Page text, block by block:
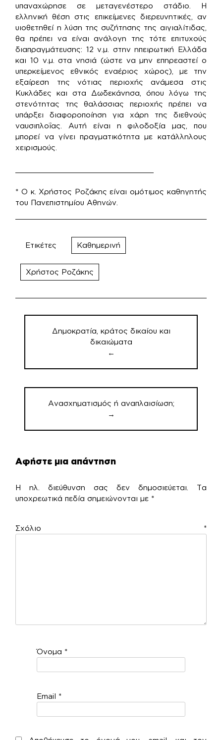
υπαναχώρησε σε μεταγενέστερο στάδιο. Η
ελληνική θέση στις επικείμενες διερευνητικές, αν
υιοθετηθεί η λύση της συζήτησης της αιγιαλίτιδας,
θα πρέπει να είναι ανάλογη της τότε επιτυχούς
διαπραγμάτευσης: 12 ν.μ. στην ηπειρωτική Ελλάδα
και 10 ν.μ. στα νησιά (ώστε να μην επηρεαστεί ο
υπερκείμενος εθνικός εναέριος χώρος), με την
εξαίρεση της νότιας περιοχής ανάμεσα στις
Κυκλάδες και στα Δωδεκάνησα, όπου λόγω της
στενότητας της θαλάσσιας περιοχής πρέπει να
υπάρξει διαφοροποίηση για χάρη της διεθνούς
ναυσιπλοΐας. Αυτή είναι η φιλοδοξία μας, που
μπορεί να γίνει πραγματικότητα με κατάλληλους
χειρισμούς.
* Ο κ. Χρήστος Ροζάκης είναι ομότιμος καθηγητής
του Πανεπιστημίου Αθηνών.
Ετικέτες Καθημερινή
Χρήστος Ροζάκης
Πλοήγηση
άρθρωνΔημοκρατία, κράτος δικαίου και
δικαιώματα
←
Ανασχηματισμός ή αναπλαισίωση;
→
Αφήστε μια απάντηση
Η ηλ. διεύθυνση σας δεν δημοσιεύεται.
Τα
υποχρεωτικά πεδία σημειώνονται με *
Σχόλιο *
Όνομα *
Email *